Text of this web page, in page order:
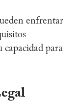
enfrentar
capacidad para